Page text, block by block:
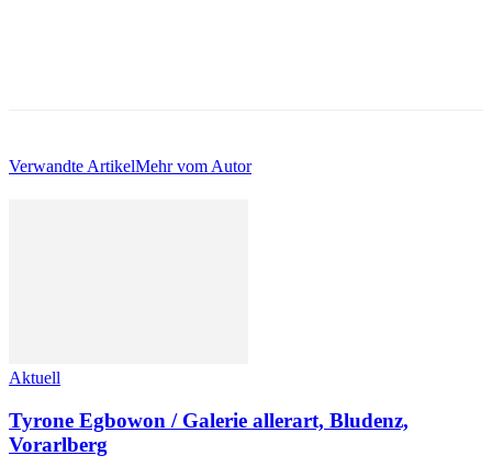
Verwandte ArtikelMehr vom Autor
Aktuell
Tyrone Egbowon / Galerie allerart, Bludenz,
Vorarlberg